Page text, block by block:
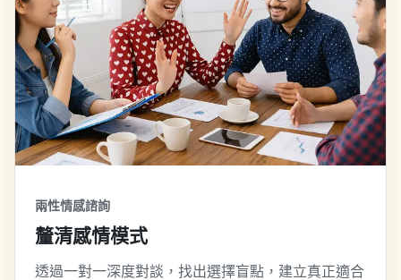
兩性情感諮詢
釐清感情模式
透過一對一深度對談，找出選擇盲點，建立真正適合